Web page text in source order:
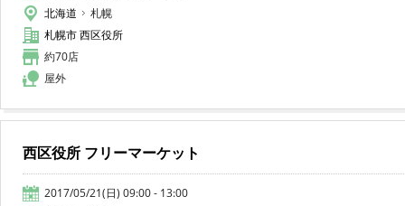
北海道
札幌
札幌市 西区役所
約70店
屋外
西区役所 フリーマーケット
2017/05/21(日) 09:00 - 13:00